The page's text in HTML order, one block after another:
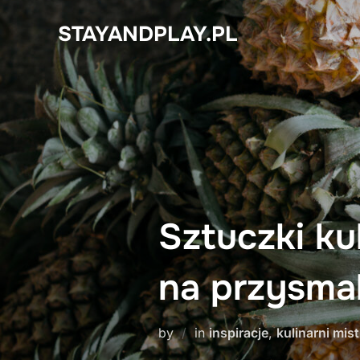
Skip
STAYANDPLAY.PL
Sztuczki
na
by ininspiracje,kulinarni